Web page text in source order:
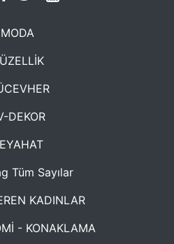
MODA
DEKOR
Tüm Sayılar
KADINLAR
- KONAKLAMA